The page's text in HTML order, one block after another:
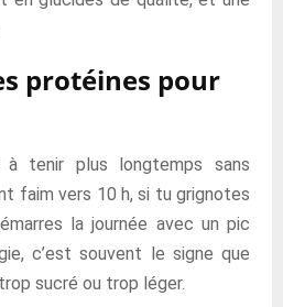
protéines pour
à tenir plus longtemps sans
faim vers 10 h, si tu grignotes
la journée avec un pic
c’est souvent le signe que
sucré ou trop léger.